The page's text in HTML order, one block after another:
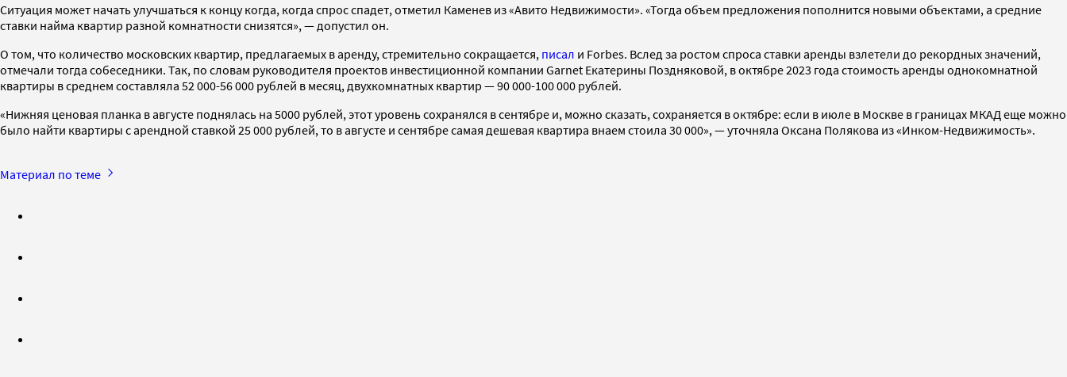
Ситуация может начать улучшаться к концу когда, когда спрос спадет, отметил Каменев из «Авито Недвижимости». «Тогда объем предложения пополнится новыми объектами, а средние
ставки найма квартир разной комнатности снизятся», — допустил он.
О том, что количество московских квартир, предлагаемых в аренду, стремительно сокращается, писал и Forbes. Вслед за ростом спроса ставки аренды взлетели до рекордных значений,
отмечали тогда собеседники. Так, по словам руководителя проектов инвестиционной компании Garnet Екатерины Поздняковой, в октябре 2023 года стоимость аренды однокомнатной
квартиры в среднем составляла 52 000-56 000 рублей в месяц, двухкомнатных квартир — 90 000-100 000 рублей.
«Нижняя ценовая планка в августе поднялась на 5000 рублей, этот уровень сохранялся в сентябре и, можно сказать, сохраняется в октябре: если в июле в Москве в границах МКАД еще можно
было найти квартиры с арендной ставкой 25 000 рублей, то в августе и сентябре самая дешевая квартира внаем стоила 30 000», — уточняла Оксана Полякова из «Инком-Недвижимость».
Материал по теме